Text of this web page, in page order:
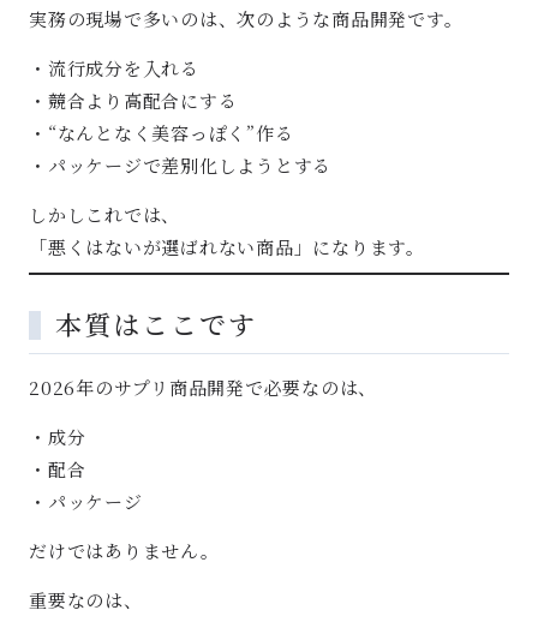
実務の現場で多いのは、次のような商品開発です。
・流行成分を入れる
・競合より高配合にする
・“なんとなく美容っぽく”作る
・パッケージで差別化しようとする
しかしこれでは、
「悪くはないが選ばれない商品」になります。
本質はここです
2026年のサプリ商品開発で必要なのは、
・成分
・配合
・パッケージ
だけではありません。
重要なのは、